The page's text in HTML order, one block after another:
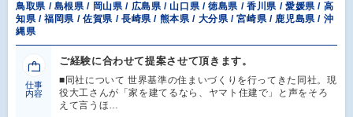
鳥取県 / 島根県 / 岡山県 / 広島県 / 山口県 / 徳島県 / 香川県 / 愛媛県 / 高
知県 / 福岡県 / 佐賀県 / 長崎県 / 熊本県 / 大分県 / 宮崎県 / 鹿児島県 / 沖
縄県
仕事
内容
ご経験に合わせて提案させて頂きます。
■同社について 世界基準の住まいづくりを行ってきた同社。現
役大工さんが「家を建てるなら、ヤマト住建で」と声をそろ
えて言うほ…